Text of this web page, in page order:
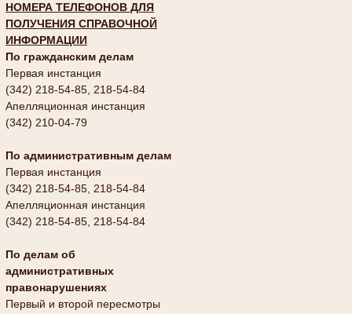
НОМЕРА ТЕЛЕФОНОВ ДЛЯ
ПОЛУЧЕНИЯ СПРАВОЧНОЙ
ИНФОРМАЦИИ
По гражданским делам
Первая инстанция
(342) 218-54-85, 218-54-84
Апелляционная инстанция
(342) 210-04-79
По административным делам
Первая инстанция
(342) 218-54-85, 218-54-84
Апелляционная инстанция
(342) 218-54-85, 218-54-84
По делам об
административных
правонарушениях
Первый и второй пересмотры